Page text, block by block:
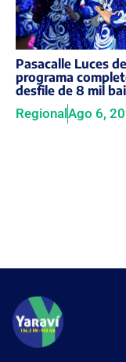
Pasacalle Luces
programa
desfile de 8 mil
Regional Ago 6,